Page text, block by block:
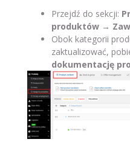
Przejdź do sekcji:
produktów →
Obok kategorii
zaktualizować,
dokumentację